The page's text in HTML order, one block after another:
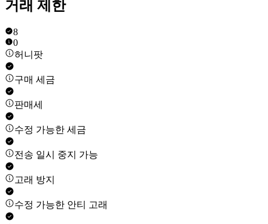
거래 제한
8
0
허니팟
구매 세금
판매세
수정 가능한 세금
전송 일시 중지 가능
고래 방지
수정 가능한 안티 고래